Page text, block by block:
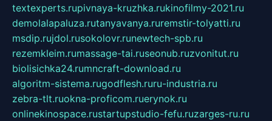
textexperts.rupivnaya-kruzhka.rukinofilmy-2021.ru
demolalapaluza.rutanyavanya.ruremstir-tolyatti.ru
msdip.rujdol.rusokolovr.runewtech-spb.ru
rezemkleim.rumassage-tai.ruseonub.ruzvonitut.ru
biolisichka24.rumncraft-download.ru
algoritm-sistema.rugodflesh.ruru-industria.ru
zebra-tlt.ruokna-proficom.ruerynok.ru
onlinekinospace.rustartupstudio-fefu.ruzarges-ru.ru